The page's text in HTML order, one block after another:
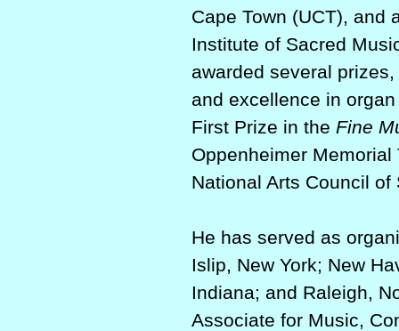
Cape Town (UCT), and
Institute of Sacred
awarded several
and excellence in
First Prize in the Fine
Oppenheimer
National Arts Council of
He has served as
Islip, New York; New
Indiana; and Raleigh,
Associate for Music,